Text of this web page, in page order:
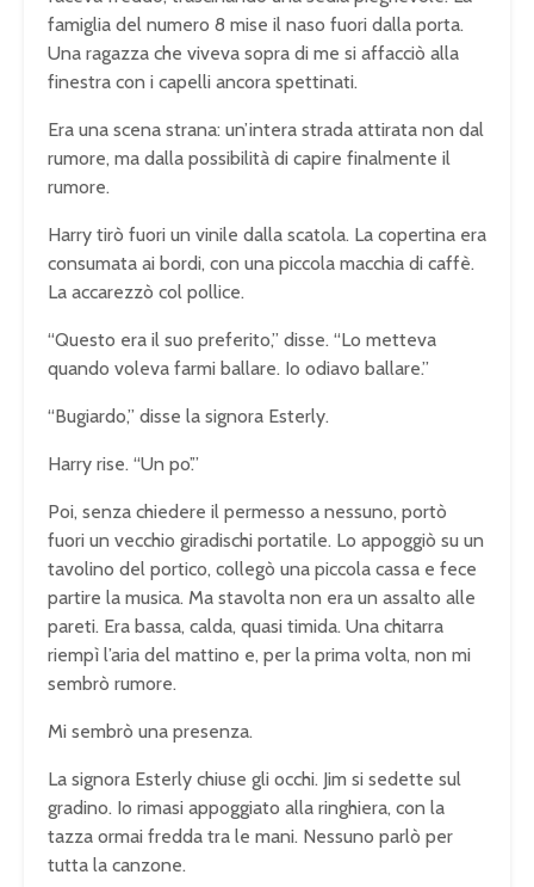
famiglia del numero 8 mise il naso fuori dalla porta.
Una ragazza che viveva sopra di me si affacciò alla
finestra con i capelli ancora spettinati.
Era una scena strana: un’intera strada attirata non dal
rumore, ma dalla possibilità di capire finalmente il
rumore.
Harry tirò fuori un vinile dalla scatola. La copertina era
consumata ai bordi, con una piccola macchia di caffè.
La accarezzò col pollice.
“Questo era il suo preferito,” disse. “Lo metteva
quando voleva farmi ballare. Io odiavo ballare.”
“Bugiardo,” disse la signora Esterly.
Harry rise. “Un po’.”
Poi, senza chiedere il permesso a nessuno, portò
fuori un vecchio giradischi portatile. Lo appoggiò su un
tavolino del portico, collegò una piccola cassa e fece
partire la musica. Ma stavolta non era un assalto alle
pareti. Era bassa, calda, quasi timida. Una chitarra
riempì l’aria del mattino e, per la prima volta, non mi
sembrò rumore.
Mi sembrò una presenza.
La signora Esterly chiuse gli occhi. Jim si sedette sul
gradino. Io rimasi appoggiato alla ringhiera, con la
tazza ormai fredda tra le mani. Nessuno parlò per
tutta la canzone.